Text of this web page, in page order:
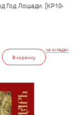
Год Лошади. [КР10-
на складах
В корзину